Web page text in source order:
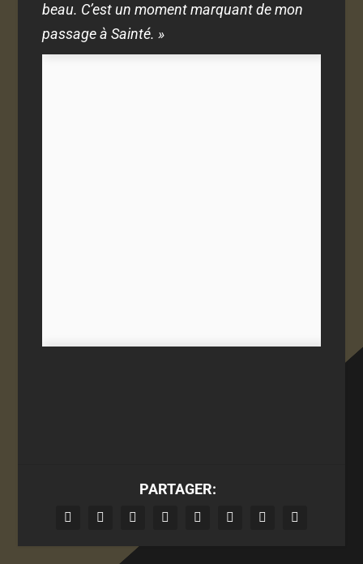
beau. C’est un moment marquant de mon
passage à Sainté. »
PARTAGER: